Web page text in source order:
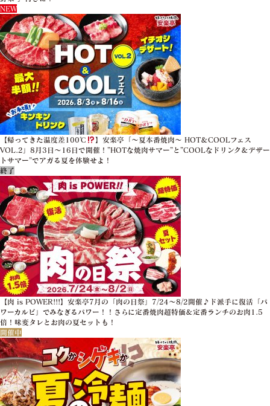
NEW
【帰ってきた温度差100℃
】安楽亭「～夏本番焼肉～ HOT＆COOLフェス
VOL.2」8月3日～16日で開催！”HOTな焼肉サマー”と”COOLなドリンク＆デザー
トサマー”でアガる夏を体験せよ！
終了
【肉 is POWER!!!】安楽亭7月の「肉の日祭」7/24～8/2開催♪ド派手に復活「パ
ワーカルビ」でみなぎるパワー！！さらに定番焼肉超特価＆定番ランチのお肉1.5
倍！味変タレとお肉の夏セットも！
開催中